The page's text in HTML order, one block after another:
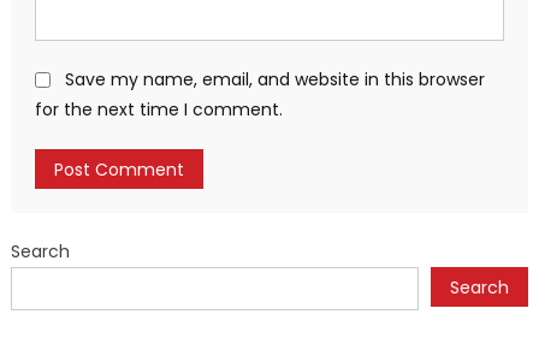
Save my name, email, and website in this browser
for the next time I comment.
Search
Search